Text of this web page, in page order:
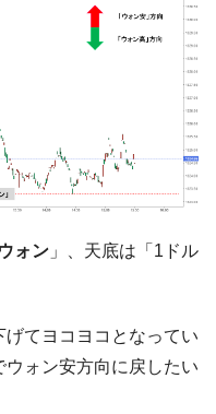
ラ政策室長が告発され
作であり、空前の国政壟
刈りになって抗議活
を異常増加させる ⇒ 中
絶好調」のウラで他業
況は決して良くない。
定 ⇒ 総額3兆7,000億
では干ばつ
の次世代駆逐艦
ォン 」、天底は「1ドル
てヨコヨコとなってい
ォン安方向に戻したい